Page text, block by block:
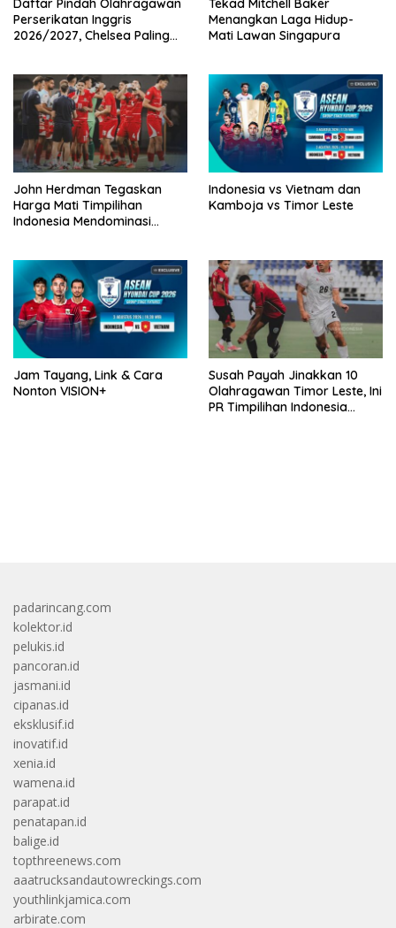
Daftar Pindah Olahragawan
Perserikatan Inggris
2026/2027, Chelsea Paling
Tekad Mitchell Baker
Menangkan Laga Hidup-
Mati Lawan Singapura
John Herdman Tegaskan
Harga Mati Timpilihan
Indonesia Mendominasi
Indonesia vs Vietnam dan
Kamboja vs Timor Leste
Jam Tayang, Link & Cara
Nonton VISION+
Susah Payah Jinakkan 10
Olahragawan Timor Leste, Ini
PR Timpilihan Indonesia
padarincang.com
kolektor.id
pelukis.id
pancoran.id
jasmani.id
cipanas.id
eksklusif.id
inovatif.id
xenia.id
wamena.id
parapat.id
penatapan.id
balige.id
topthreenews.com
aaatrucksandautowreckings.com
youthlinkjamica.com
arbirate.com